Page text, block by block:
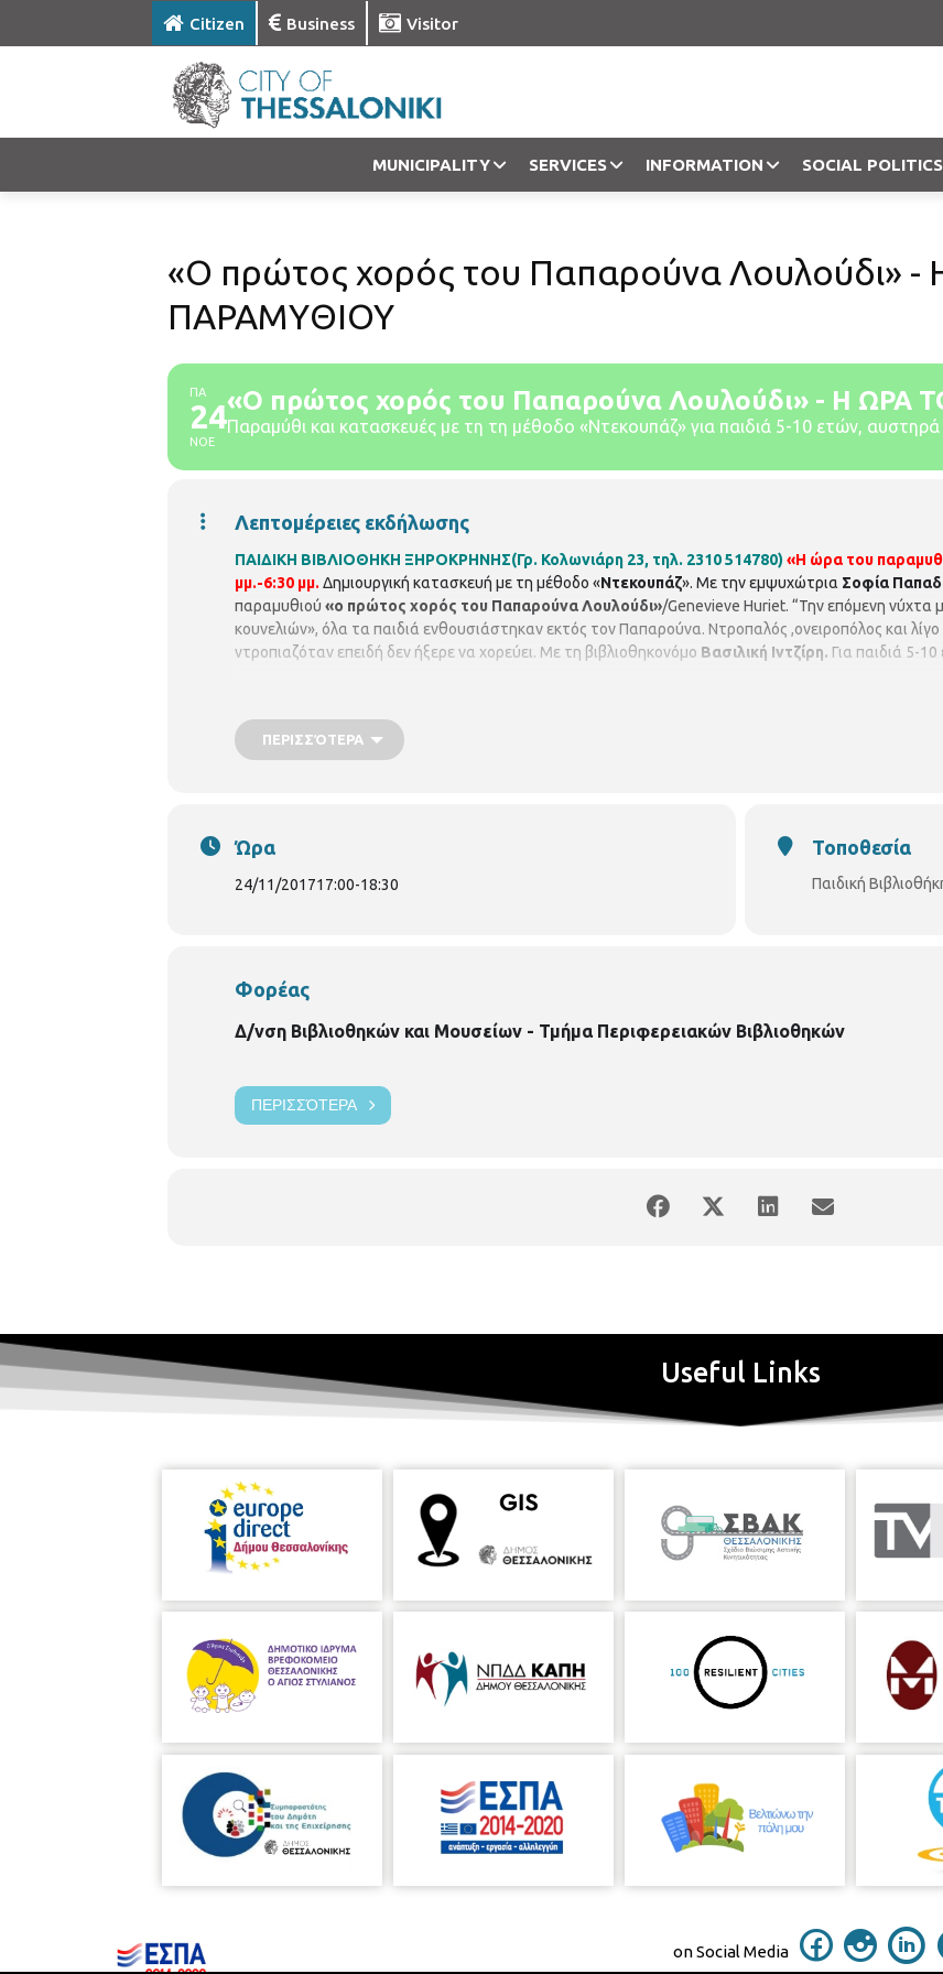
Citizen Business Visitor
MUNICIPALITY SERVICES INFORMATION SOCIAL POLITICS
«Ο πρώτος χορός του Παπαρούνα Λουλούδι»
ΠΑΡΑΜΥΘΙΟΥ
ΠΑ
24
ΝΟΕ
«Ο πρώτος χορός του Παπαρούνα Λουλούδι» - Η ΩΡΑ
Παραμύθι και κατασκευές με τη τη μέθοδο «Ντεκουπάζ» για παιδιά 5-10 ετών,
Λεπτομέρειες εκδήλωσης
ΠΑΙΔΙΚΗ ΒΙΒΛΙΟΘΗΚΗ ΞΗΡΟΚΡΗΝΗΣ(Γρ. Κολωνιάρη 23, τηλ. 2310 514780)«Η ώρα του
μμ.-6:30 μμ. Δημιουργική κατασκευή με τη μέθοδο «Ντεκουπάζ». Με την εμψυχώτρια Σοφία
παραμυθιού «ο πρώτος χορός του Παπαρούνα Λουλούδι»/Genevieve Huriet. “Την επόμενη
κουνελιών», όλα τα παιδιά ενθουσιάστηκαν εκτός τον Παπαρούνα. Ντροπαλός ,ονειροπόλος και
ντροπιαζόταν επειδή δεν ήξερε να χορεύει. Με τη βιβλιοθηκονόμο Βασιλική Ιντζίρη. Για παιδιά 5-
ΠΕΡΙΣΣΌΤΕΡΑ
Ώρα
24/11/201717:00-18:30
Τοποθεσία
Παιδική
Φορέας
Δ/νση Βιβλιοθηκών και Μουσείων - Τμήμα Περιφερειακών Βιβλιοθηκών
ΠΕΡΙΣΣΌΤΕΡΑ
Useful Links
on Social Media